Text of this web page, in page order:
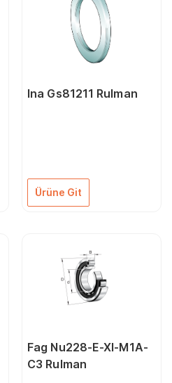
Ina Gs81211 Rulman
Ürüne Git
Fag Nu228-E-Xl-M1A-
C3 Rulman